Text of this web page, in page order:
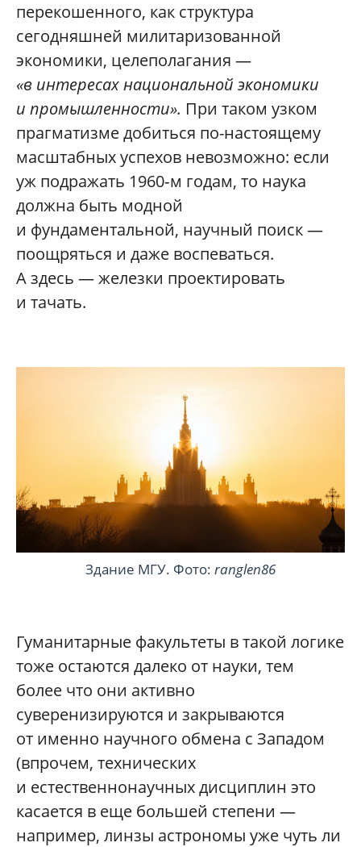
перекошенного, как структура
сегодняшней милитаризованной
экономики, целеполагания —
«в интересах национальной экономики
и промышленности». При таком узком
прагматизме добиться по-настоящему
масштабных успехов невозможно: если
уж подражать 1960‑м годам, то наука
должна быть модной
и фундаментальной, научный поиск —
поощряться и даже воспеваться.
А здесь — железки проектировать
и тачать.
Здание МГУ. Фото: ranglen86
Гуманитарные факультеты в такой логике
тоже остаются далеко от науки, тем
более что они активно
суверенизируются и закрываются
от именно научного обмена с Западом
(впрочем, технических
и естественнонаучных дисциплин это
касается в еще большей степени —
например, линзы астрономы уже чуть ли